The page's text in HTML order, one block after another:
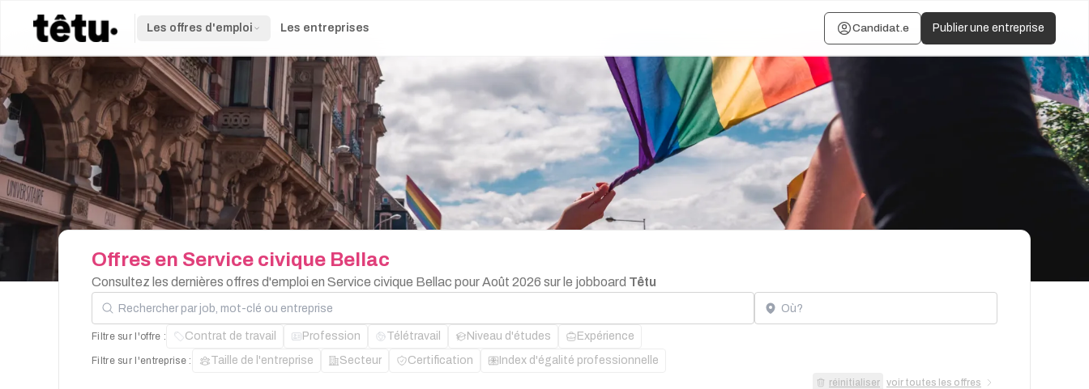
Les offres d'emploi Les entreprises Candidat.e Publier une entreprise
Offres en Service civique Bellac
Consultez les dernières offres d'emploi en Service civique Bellac pour Août 2026 sur le jobboard Têtu
Rechercher par job, mot-clé ou entreprise Localisation
Filtre sur l'offre : Contrat de travail Profession Télétravail Niveau d'études Expérience
Filtre sur l'entreprise : Taille de l'entreprise Secteur Certification Index d'égalité professionnelle
réinitialiser voir toutes les offres